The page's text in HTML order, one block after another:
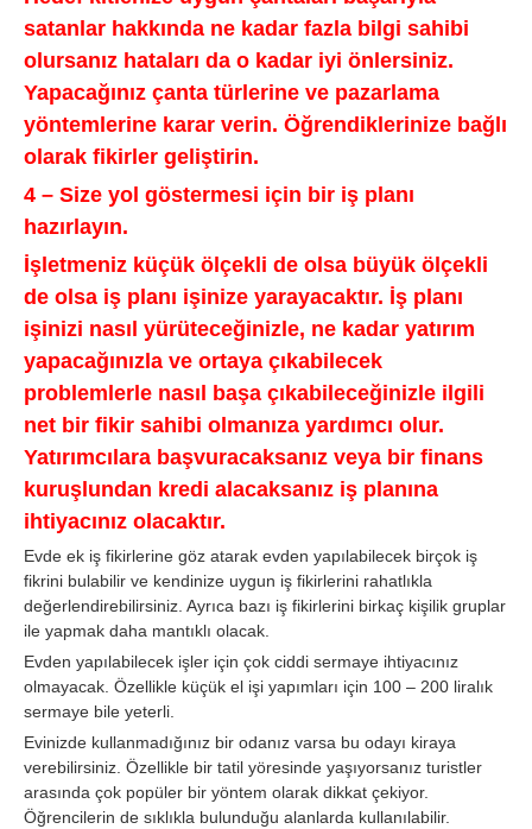
satanlar hakkında ne kadar fazla bilgi sahibi
olursanız hataları da o kadar iyi önlersiniz.
Yapacağınız çanta türlerine ve pazarlama
yöntemlerine karar verin. Öğrendiklerinize bağlı
olarak fikirler geliştirin.
4 – Size yol göstermesi için bir iş planı
hazırlayın.
İşletmeniz küçük ölçekli de olsa büyük ölçekli
de olsa iş planı işinize yarayacaktır. İş planı
işinizi nasıl yürüteceğinizle, ne kadar yatırım
yapacağınızla ve ortaya çıkabilecek
problemlerle nasıl başa çıkabileceğinizle ilgili
net bir fikir sahibi olmanıza yardımcı olur.
Yatırımcılara başvuracaksanız veya bir finans
kuruşlundan kredi alacaksanız iş planına
ihtiyacınız olacaktır.
Evde ek iş fikirlerine göz atarak evden yapılabilecek birçok iş
fikrini bulabilir ve kendinize uygun iş fikirlerini rahatlıkla
değerlendirebilirsiniz. Ayrıca bazı iş fikirlerini birkaç kişilik gruplar
ile yapmak daha mantıklı olacak.
Evden yapılabilecek işler için çok ciddi sermaye ihtiyacınız
olmayacak. Özellikle küçük el işi yapımları için 100 – 200 liralık
sermaye bile yeterli.
Evinizde kullanmadığınız bir odanız varsa bu odayı kiraya
verebilirsiniz. Özellikle bir tatil yöresinde yaşıyorsanız turistler
arasında çok popüler bir yöntem olarak dikkat çekiyor.
Öğrencilerin de sıklıkla bulunduğu alanlarda kullanılabilir.